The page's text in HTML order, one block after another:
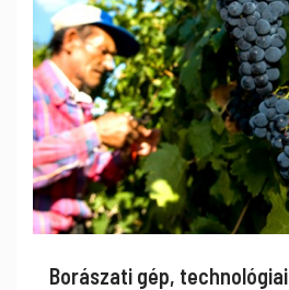
Borászati gép,